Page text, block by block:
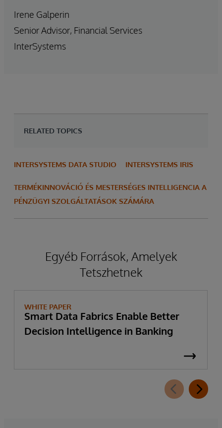
Irene Galperin
Senior Advisor, Financial Services
InterSystems
RELATED TOPICS
INTERSYSTEMS DATA STUDIO INTERSYSTEMS IRIS
TERMÉKINNOVÁCIÓ ÉS MESTERSÉGES INTELLIGENCIA A
PÉNZÜGYI SZOLGÁLTATÁSOK SZÁMÁRA
Egyéb Források, Amelyek
Tetszhetnek
WHITE PAPER
Smart Data Fabrics Enable Better
Decision Intelligence in Banking